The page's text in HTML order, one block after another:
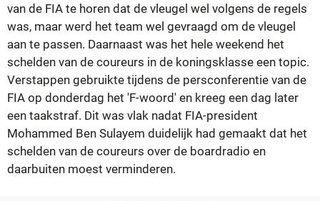
van de FIA te horen dat de vleugel wel volgens de regels
was, maar werd het team wel gevraagd om de vleugel
aan te passen. Daarnaast was het hele weekend het
schelden van de coureurs in de koningsklasse een topic.
Verstappen gebruikte tijdens de persconferentie van de
FIA op donderdag het 'F-woord' en kreeg een dag later
een taakstraf. Dit was vlak nadat FIA-president
Mohammed Ben Sulayem duidelijk had gemaakt dat het
schelden van de coureurs over de boardradio en
daarbuiten moest verminderen.